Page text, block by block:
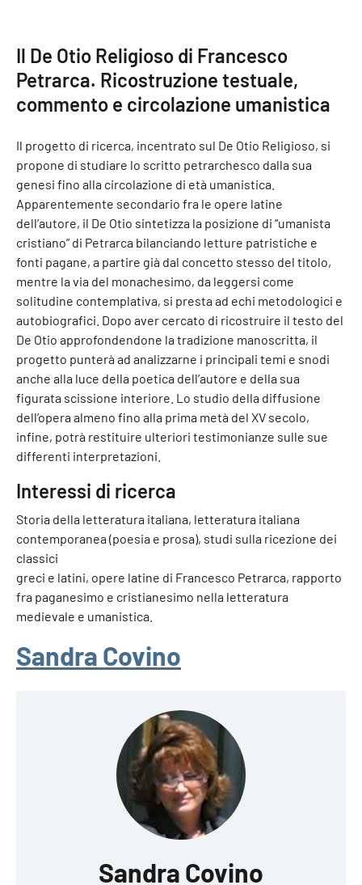
Il De Otio Religioso di Francesco
Petrarca. Ricostruzione testuale,
commento e circolazione umanistica
Il progetto di ricerca, incentrato sul De Otio Religioso, si
propone di studiare lo scritto petrarchesco dalla sua
genesi fino alla circolazione di età umanistica.
Apparentemente secondario fra le opere latine
dell’autore, il De Otio sintetizza la posizione di “umanista
cristiano” di Petrarca bilanciando letture patristiche e
fonti pagane, a partire già dal concetto stesso del titolo,
mentre la via del monachesimo, da leggersi come
solitudine contemplativa, si presta ad echi metodologici e
autobiografici. Dopo aver cercato di ricostruire il testo del
De Otio approfondendone la tradizione manoscritta, il
progetto punterà ad analizzarne i principali temi e snodi
anche alla luce della poetica dell’autore e della sua
figurata scissione interiore. Lo studio della diffusione
dell’opera almeno fino alla prima metà del XV secolo,
infine, potrà restituire ulteriori testimonianze sulle sue
differenti interpretazioni.
Interessi di ricerca
Storia della letteratura italiana, letteratura italiana
contemporanea (poesia e prosa), studi sulla ricezione dei
classici
greci e latini, opere latine di Francesco Petrarca, rapporto
fra paganesimo e cristianesimo nella letteratura
medievale e umanistica.
Sandra Covino
Sandra Covino